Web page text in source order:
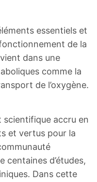
essentiels et
de la
dans une
comme la
de l’oxygène.
scientifique accru en
et vertus pour la
centaines d’études,
Dans cette